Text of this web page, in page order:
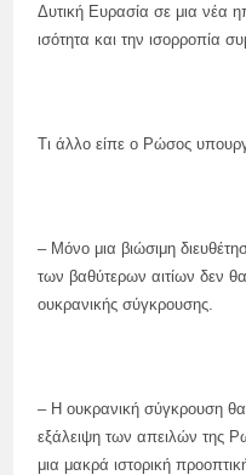
Δυτική Ευρασία σε μια νέα
ισότητα και την ισορροπία
Τι άλλο είπε ο Ρώσος
– Μόνο μια βιώσιμη
των βαθύτερων αιτίων δεν
ουκρανικής σύγκρουσης.
– Η ουκρανική σύγκρουση θα
εξάλειψη των απειλών της
μια μακρά ιστορική